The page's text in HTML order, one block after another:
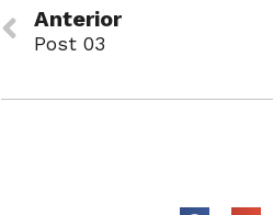
Anterior
Post 03